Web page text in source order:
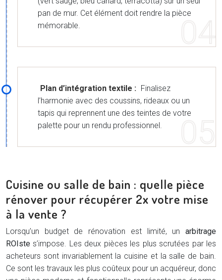
pan de mur. Cet élément doit rendre la pièce
mémorable.
Plan d’intégration textile : Finalisez
l’harmonie avec des coussins, rideaux ou un
tapis qui reprennent une des teintes de votre
palette pour un rendu professionnel.
Cuisine ou salle de bain : quelle pièce
rénover pour récupérer 2x votre mise
à la vente ?
Lorsqu’un budget de rénovation est limité, un arbitrage
ROIste s’impose. Les deux pièces les plus scrutées par les
acheteurs sont invariablement la cuisine et la salle de bain.
Ce sont les travaux les plus coûteux pour un acquéreur, donc